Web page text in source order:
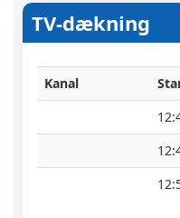
TV-dækning
Kanal